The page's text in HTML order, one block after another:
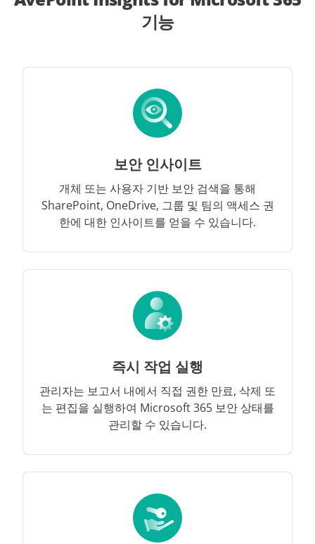
기능
보안 인사이트
개체 또는 사용자 기반 보안 검색을 통해
SharePoint, OneDrive, 그룹 및 팀의 액세스 권
한에 대한 인사이트를 얻을 수 있습니다.
즉시 작업 실행
관리자는 보고서 내에서 직접 권한 만료, 삭제 또
는 편집을 실행하여 Microsoft 365 보안 상태를
관리할 수 있습니다.